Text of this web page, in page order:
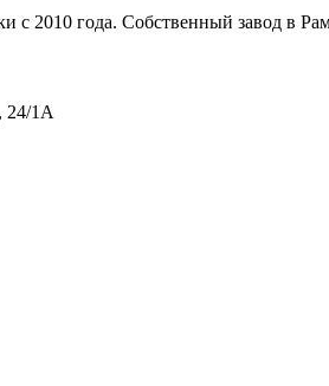
с 2010 года. Собственный завод в
24/1А